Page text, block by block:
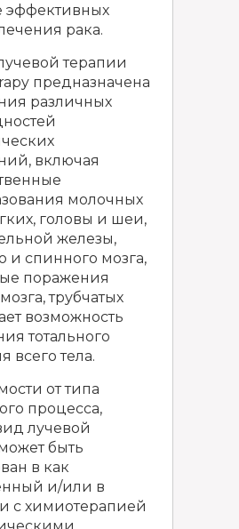
эффективных
рака.
терапии
предназначена
различных
включая
молочных
головы и шеи,
железы,
и спинного мозга,
поражения
трубчатых
возможность
тотального
всего тела.
от типа
процесса,
лучевой
быть
в как
и/или в
с химиотерапией